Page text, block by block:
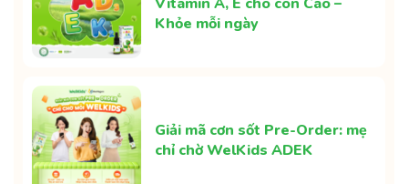
Khỏe mỗi ngày
Giải mã cơn sốt Pre-Order: mẹ
chỉ chờ WelKids ADEK